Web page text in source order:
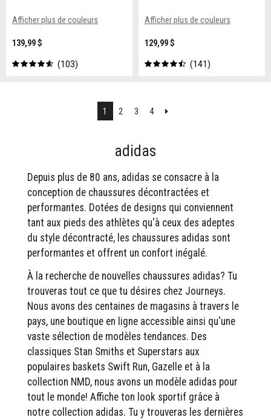
Afficher plus de couleurs
139,99 $
103
Afficher plus de couleurs
129,99 $
141
1 2 3 4 Suivant
adidas
Depuis plus de 80 ans, adidas se consacre à la
conception de chaussures décontractées et
performantes. Dotées de designs qui conviennent
tant aux pieds des athlètes qu'à ceux des adeptes
du style décontracté, les chaussures adidas sont
performantes et offrent un confort inégalé.
À la recherche de nouvelles chaussures adidas? Tu
trouveras tout ce que tu désires chez Journeys.
Nous avons des centaines de magasins à travers le
pays, une boutique en ligne accessible ainsi qu'une
vaste sélection de modèles tendances. Des
classiques Stan Smiths et Superstars aux
populaires baskets Swift Run, Gazelle et à la
collection NMD, nous avons un modèle adidas pour
tout le monde! Affiche ton look sportif grâce à
notre collection adidas. Tu y trouveras les dernières